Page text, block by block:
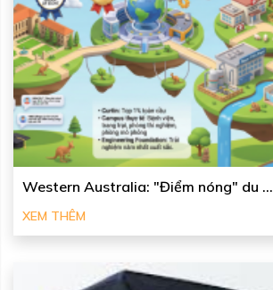
Western Australia: "Điểm nóng" du ...
XEM THÊM